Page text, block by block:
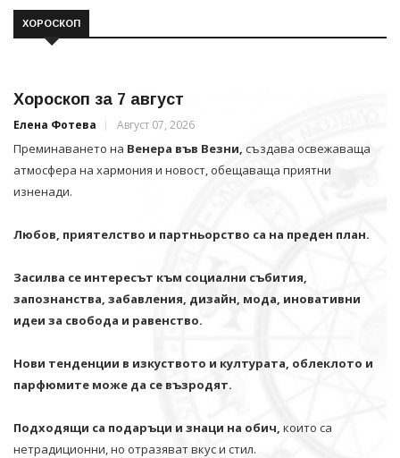
ХОРОСКОП
Хороскоп за 7 август
Елена Фотева Август 07, 2026
Преминаването на Венера във Везни, създава освежаваща
атмосфера на хармония и новост, обещаваща приятни
изненади.
Любов, приятелство и партньорство са на преден план.
Засилва се интересът към социални събития,
запознанства, забавления, дизайн, мода, иновативни
идеи за свобода и равенство.
Нови тенденции в изкуството и културата, облеклото и
парфюмите може да се възродят.
Подходящи са подаръци и знаци на обич, които са
нетрадиционни, но отразяват вкус и стил.